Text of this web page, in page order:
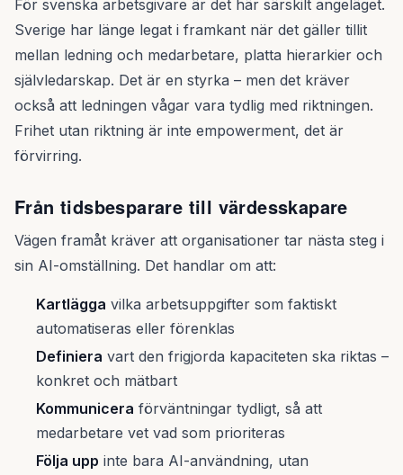
För svenska arbetsgivare är det här särskilt angeläget.
Sverige har länge legat i framkant när det gäller tillit
mellan ledning och medarbetare, platta hierarkier och
självledarskap. Det är en styrka – men det kräver
också att ledningen vågar vara tydlig med riktningen.
Frihet utan riktning är inte empowerment, det är
förvirring.
Från tidsbesparare till värdesskapare
Vägen framåt kräver att organisationer tar nästa steg i
sin AI-omställning. Det handlar om att:
Kartlägga vilka arbetsuppgifter som faktiskt
automatiseras eller förenklas
Definiera vart den frigjorda kapaciteten ska riktas –
konkret och mätbart
Kommunicera förväntningar tydligt, så att
medarbetare vet vad som prioriteras
Följa upp inte bara AI-användning, utan